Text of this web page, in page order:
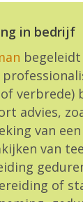
in bedrijf
verbrede)
advies,
van
van
of